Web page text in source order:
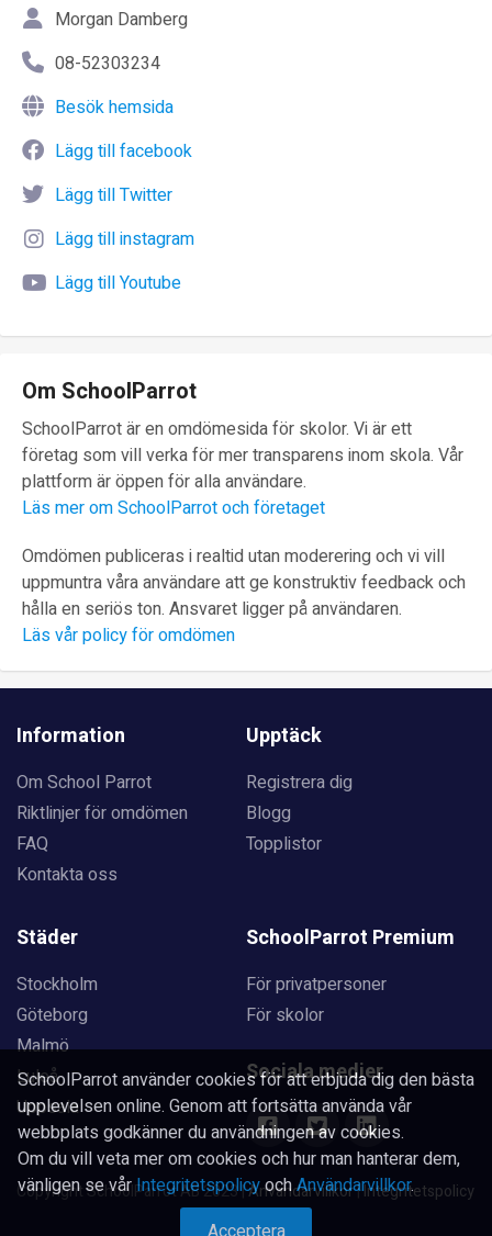
Morgan Damberg
08-52303234
Besök hemsida
Lägg till facebook
Lägg till Twitter
Lägg till instagram
Lägg till Youtube
Om SchoolParrot
SchoolParrot är en omdömesida för skolor. Vi är ett
företag som vill verka för mer transparens inom skola. Vår
plattform är öppen för alla användare.
Läs mer om SchoolParrot och företaget
Omdömen publiceras i realtid utan moderering och vi vill
uppmuntra våra användare att ge konstruktiv feedback och
hålla en seriös ton. Ansvaret ligger på användaren.
Läs vår policy för omdömen
Information
Om School Parrot
Riktlinjer för omdömen
FAQ
Kontakta oss
Upptäck
Registrera dig
Blogg
Topplistor
Städer
Stockholm
Göteborg
Malmö
Luleå
Uppsala
SchoolParrot Premium
För privatpersoner
För skolor
Sociala medier
Copyright SchoolParrot AB 2023|Användarvillkor|Integritetspolicy
SchoolParrot använder cookies för att erbjuda dig den bästa
upplevelsen online. Genom att fortsätta använda vår
webbplats godkänner du användningen av cookies.
Om du vill veta mer om cookies och hur man hanterar dem,
vänligen se vårIntegritetspolicyochAnvändarvillkor.